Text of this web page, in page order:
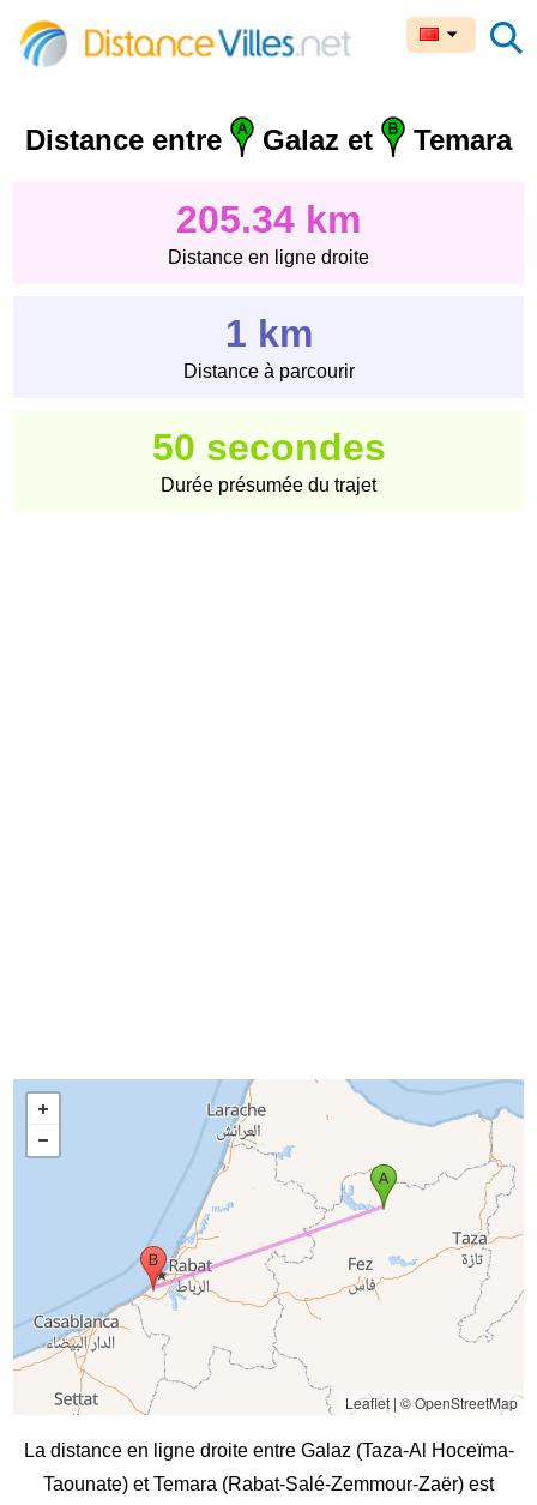
Distance entre Galaz et Temara
205.34 km
Distance en ligne droite
1 km
Distance à parcourir
50 secondes
Durée présumée du trajet
Leaflet| © OpenStreetMap
La distance en ligne droite entre Galaz (Taza-Al Hoceïma-
Taounate) et Temara (Rabat-Salé-Zemmour-Zaër) est